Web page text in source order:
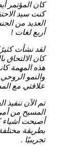
كان المؤتمر
كنت سيد
العديد من
أربع لغات !
لقد نشأت
كان الالتحاق
هذه المهمة
والنمو
علاقتي مع
تم الآن تنفيذ
المسيح من
أصبحت أشياء
بطريقة
تجريبيًا .